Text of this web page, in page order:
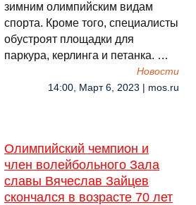
зимним олимпийским видам
спорта. Кроме того, специалисты
обустроят площадки для
паркура, керлинга и петанка. …
Новости
14:00, Март 6, 2023 | mos.ru
Олимпийский чемпион и
член волейбольного Зала
славы Вячеслав Зайцев
скончался в возрасте 70 лет